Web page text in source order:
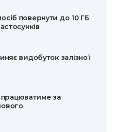
повернути до 10 ГБ
видобуток залізної
працюватиме за